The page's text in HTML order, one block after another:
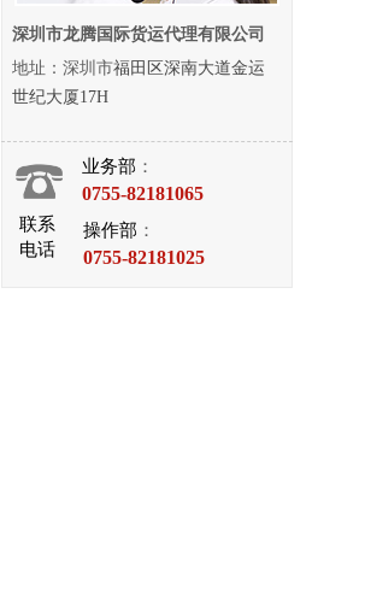
深圳市龙腾国际货运代理有限公司
地址：深圳市福田区深南大道金运
世纪大厦17H
业务部 ：
0755-82181065
联系
电话
操作部 ：
0755-82181025